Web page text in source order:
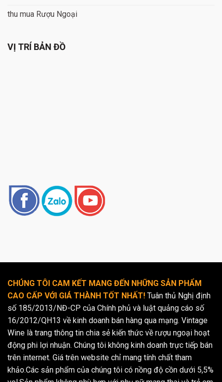
thu mua Rượu Ngoại
VỊ TRÍ BẢN ĐỒ
CHÚNG TÔI CAM KẾT MANG ĐẾN NHỮNG SẢN PHẨM
CAO CẤP VỚI GIÁ THÀNH TỐT NHẤT! Tuân thủ Nghị định
số 185/2013/NĐ-CP của Chính phủ và luật quảng cáo số
16/2012/QH13 về kinh doanh bán hàng qua mạng. Vintage
Wine là trang thông tin chia sẻ kiến thức về rượu ngoại hoạt
động phi lợi nhuận. Chúng tôi không kinh doanh trực tiếp bán
trên internet. Giá trên website chỉ mang tính chất tham
khảo.Các sản phẩm của chúng tôi có nồng độ cồn dưới 5,5%